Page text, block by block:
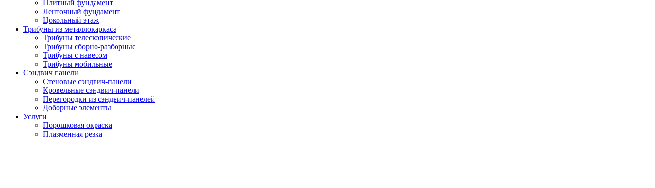
Плитный фундамент
Ленточный фундамент
Цокольный этаж
Трибуны из металлокаркаса
Трибуны телескопические
Трибуны сборно-разборные
Трибуны с навесом
Трибуны мобильные
Сэндвич панели
Стеновые сэндвич-панели
Кровельные сэндвич-панели
Перегородки из сэндвич-панелей
Доборные элементы
Услуги
Порошковая окраска
Плазменная резка